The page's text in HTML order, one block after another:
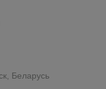
Беларусь